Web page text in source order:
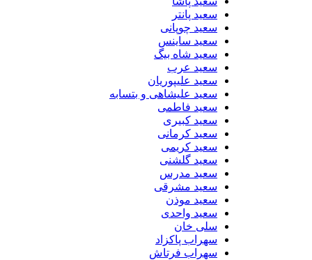
سعید پانتر
سعید چوپانی
سعید ساینس
سعید شاه بیگ
سعید عرب
سعید علیپوریان
سعید علیشاهی و بتسابه
سعید فاطمی
سعید کبیری
سعید کرمانی
سعید کریمی
سعید گلشنی
سعید مدرس
سعید مشرقی
سعید موذن
سعید واحدی
سلی خان
سهراب پاکزاد
سهراب فرتاش